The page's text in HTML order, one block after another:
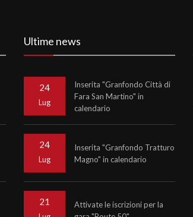
Ultime news
24
Lug
Inserita "Granfondo Città di
Fara San Martino" in
calendario
24
Lug
Inserita "Granfondo Tratturo
Magno" in calendario
21
Attivate le iscrizioni per la